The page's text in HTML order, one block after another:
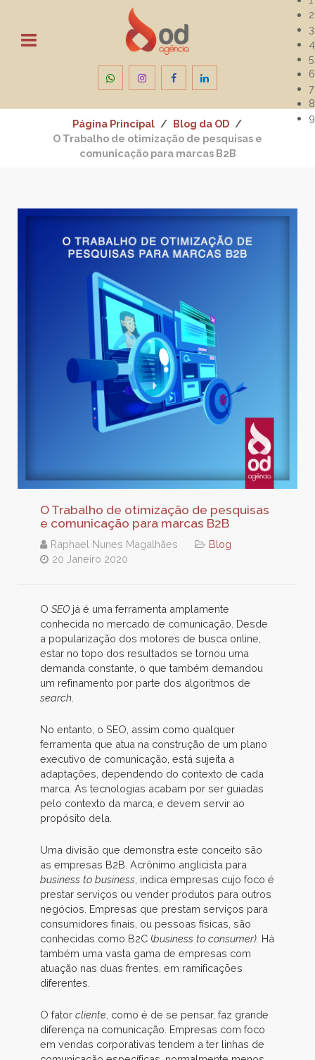
Página Principal
Blog da OD
O Trabalho de otimização de pesquisas e
comunicação para marcas B2B
O Trabalho de otimização de pesquisas
e comunicação para marcas B2B
Raphael Nunes Magalhães
Blog
20 Janeiro 2020
O SEO já é uma ferramenta amplamente
conhecida no mercado de comunicação. Desde
a popularização dos motores de busca online,
estar no topo dos resultados se tornou uma
demanda constante, o que também demandou
um refinamento por parte dos algoritmos de
search
No entanto, o SEO, assim como qualquer
ferramenta que atua na construção de um plano
executivo de comunicação, está sujeita a
adaptações, dependendo do contexto de cada
marca. As tecnologias acabam por ser guiadas
pelo contexto da marca, e devem servir ao
propósito dela.
Uma divisão que demonstra este conceito são
as empresas B2B. Acrônimo anglicista para
business to business , indica empresas cujo foco é
prestar serviços ou vender produtos para outros
negócios. Empresas que prestam serviços para
consumidores finais, ou pessoas físicas, são
conhecidas como B2C (business to consumer). Há
também uma vasta gama de empresas com
atuação nas duas frentes, em ramificações
diferentes.
O fator cliente , como é de se pensar, faz grande
diferença na comunicação. Empresas com foco
em vendas corporativas tendem a ter linhas de
2
3
4
5
6
7
8
9